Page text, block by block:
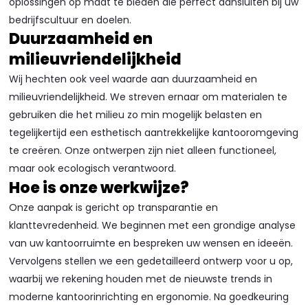
bedrijfscultuur en doelen.
Duurzaamheid en
milieuvriendelijkheid
Wij hechten ook veel waarde aan duurzaamheid en
milieuvriendelijkheid. We streven ernaar om materialen te
gebruiken die het milieu zo min mogelijk belasten en
tegelijkertijd een esthetisch aantrekkelijke kantooromgeving
te creëren. Onze ontwerpen zijn niet alleen functioneel,
maar ook ecologisch verantwoord.
Hoe is onze werkwijze?
Onze aanpak is gericht op transparantie en
klanttevredenheid. We beginnen met een grondige analyse
van uw kantoorruimte en bespreken uw wensen en ideeën.
Vervolgens stellen we een gedetailleerd ontwerp voor u op,
waarbij we rekening houden met de nieuwste trends in
moderne kantoorinrichting en ergonomie. Na goedkeuring